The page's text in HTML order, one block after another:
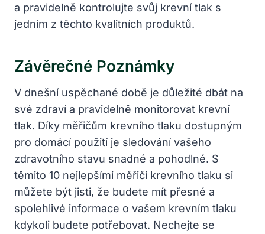
a pravidelně kontrolujte svůj‍ krevní ‌tlak s
jedním z těchto kvalitních produktů.
Závěrečné Poznámky
V dnešní uspěchané době je důležité dbát ⁣na
své zdraví a pravidelně monitorovat krevní
tlak.​ Díky měřičům​ krevního tlaku dostupným
pro domácí použití je sledování⁤ vašeho‍
zdravotního stavu snadné a pohodlné. S
těmito 10 nejlepšími měřiči krevního tlaku si
můžete být jisti, že budete mít ​přesné ‌a
spolehlivé informace​ o vašem krevním​ tlaku
kdykoli budete potřebovat. Nechejte‌ se